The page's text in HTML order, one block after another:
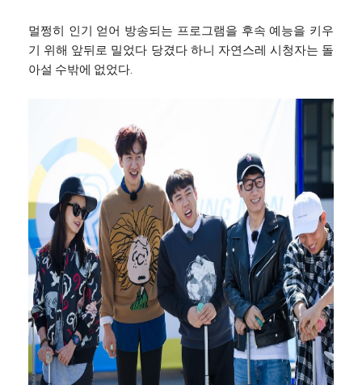
멀쩡히 인기 얻어 방송되는 프로그램을 후속 예능을 키우
기 위해 앞뒤로 밀었다 당겼다 하니 자연스레 시청자는 돌
아설 수밖에 없었다.